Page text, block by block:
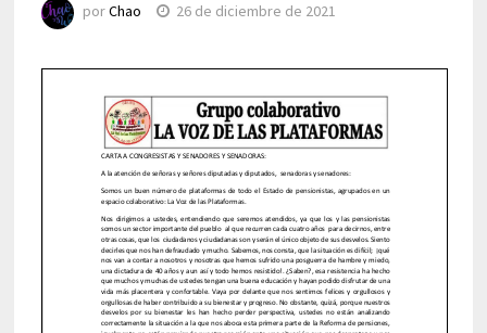
porChao 26 de diciembre de 2021